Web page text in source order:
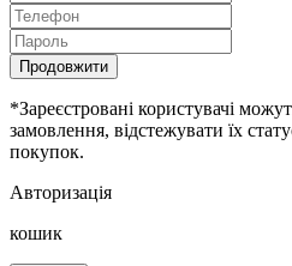
Продовжити
*Зареєстровані користувачі
замовлення, відстежувати їх
покупок.
Авторизація
кошик